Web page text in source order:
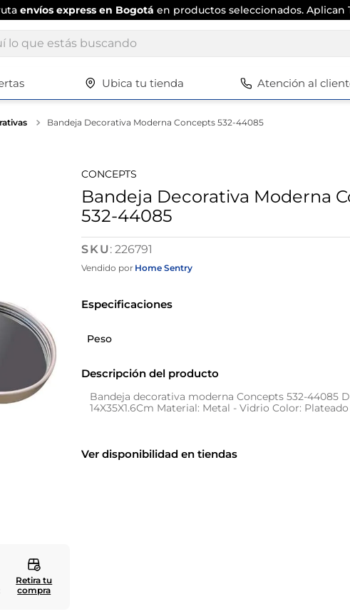
envíos express en Bogotá en productos seleccionados. Aplican
estás buscando
Ubica tu tienda Atención al
Bandeja Decorativa Moderna Concepts 532-44085
Retira tu
compra
CONCEPTS
Bandeja Decorativa Moderna
532-44085
:226791
Vendido por Home Sentry
Especificaciones
Peso
Descripción del producto
Bandeja decorativa moderna Concepts 532-44085
14X35X1.6Cm Material: Metal - Vidrio Color: Plateado
Ver disponibilidad en tiendas
Términos más buscados
silla
closet
espejo
vajillas
cuadros
10
zapatero